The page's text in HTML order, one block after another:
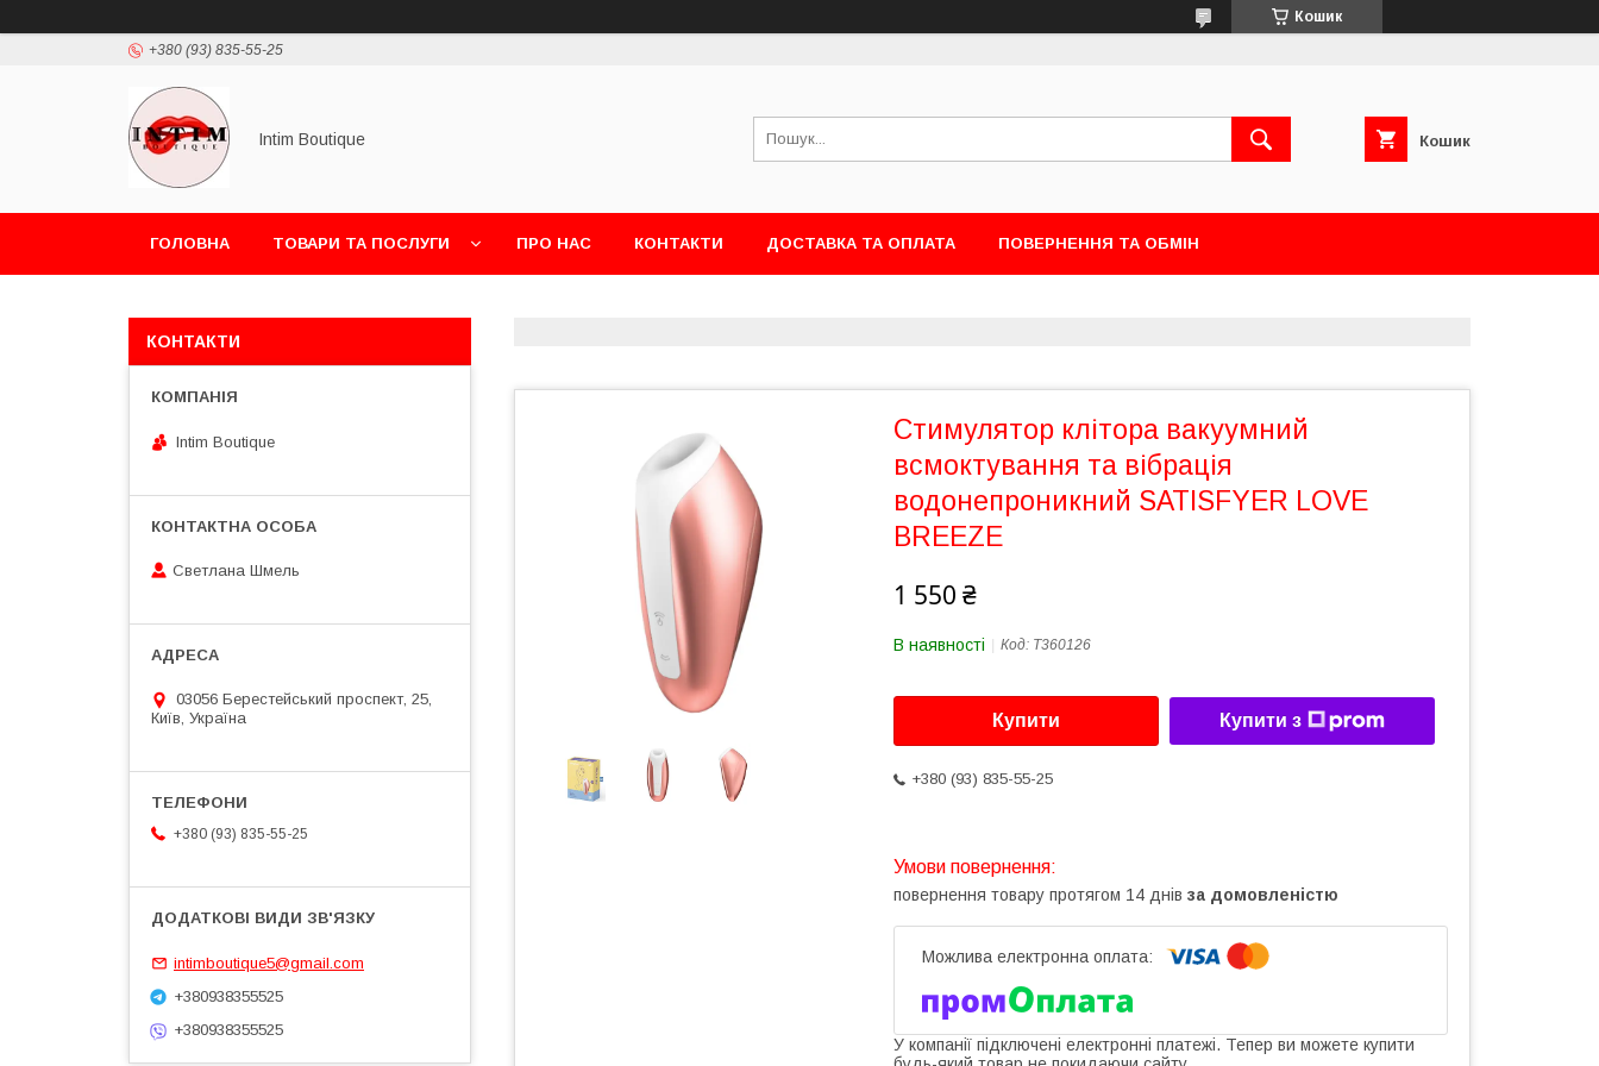
Кошик
+380 (93) 835-55-25
Intim Boutique Кошик
ГОЛОВНА ТОВАРИ ТА ПОСЛУГИ ПРО НАС КОНТАКТИ ДОСТАВКА ТА ОПЛАТА ПОВЕРНЕННЯ ТА ОБМІН
Стимулятор клітора вакуумний
всмоктування та вібрація
водонепроникний SATISFYER LOVE
BREEZE
1 550 ₴
В наявності Код: T360126
Купити Купити з
+380 (93) 835-55-25
повернення товару протягом 14 днів за домовленістю
У компанії підключені електронні платежі. Тепер ви можете купити
КОНТАКТИ
Intim Boutique
Светлана Шмель
03056 Берестейський проспект, 25,
Київ, Україна
+380 (93) 835-55-25
intimboutique5@gmail.com
+380938355525
+380938355525